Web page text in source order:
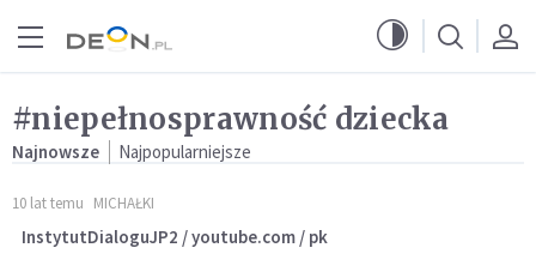
#niepełnosprawność dziecka
Najnowsze Najpopularniejsze
10 lat temu MICHAŁKI
InstytutDialoguJP2 / youtube.com / pk